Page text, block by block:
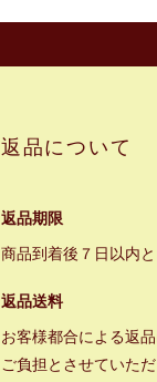
返品について
返品期限
商品到着後７日以内
返品送料
お客様都合による返
ご負担とさせていた